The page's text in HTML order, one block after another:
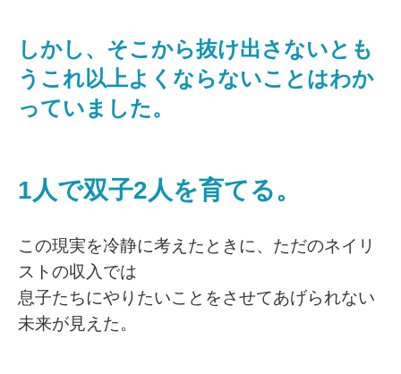
しかし、そこから抜け出さないとも
うこれ以上よくならないことはわか
っていました。
1人で双子2人を育てる。
この現実を冷静に考えたときに、ただのネイリ
ストの収入では
息子たちにやりたいことをさせてあげられない
未来が見えた。